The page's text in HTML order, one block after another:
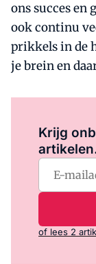
ons succes en
ook continu
prikkels in de
je brein en
Krijg
of lees 2